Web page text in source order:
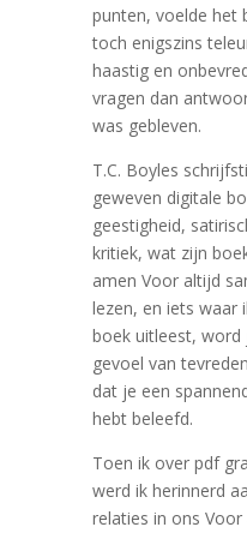
punten, voelde het
toch enigszins
haastig en
vragen dan
was gebleven.
T.C. Boyles
geweven digitale
geestigheid,
kritiek, wat zijn
amen Voor altijd
lezen, en iets waar
boek uitleest,
gevoel van
dat je een
hebt beleefd.
Toen ik over pdf
werd ik herinnerd
relaties in ons